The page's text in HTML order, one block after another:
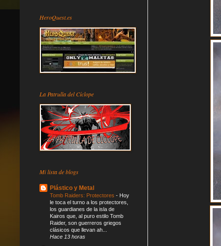
HeroQuest.es
La Patrulla del Cíclope
Mi lista de blogs
Plástico y Metal
Tomb Raiders: Protectores - Hoy
le toca el turno a los protectores,
los guardianes de la isla de
Kairos que, al puro estilo Tomb
Raider, son guerreros griegos
clásicos que llevan ah...
Hace 13 horas